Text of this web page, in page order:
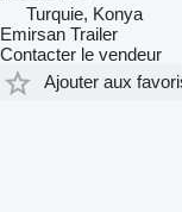
Turquie, Konya
Emirsan Trailer
Contacter le vendeur
Ajouter aux